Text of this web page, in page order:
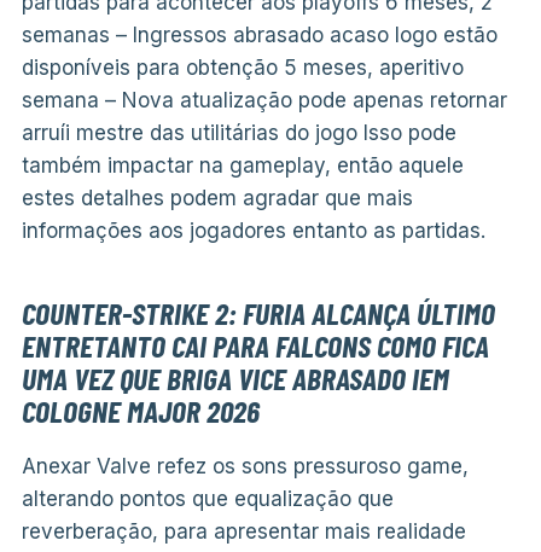
semanas – Ingressos abrasado acaso logo estão
disponíveis para obtenção 5 meses, aperitivo
semana – Nova atualização pode apenas retornar
arruíi mestre das utilitárias do jogo Isso pode
também impactar na gameplay, então aquele
estes detalhes podem agradar que mais
informações aos jogadores entanto as partidas.
COUNTER-STRIKE 2: FURIA ALCANÇA ÚLTIMO
ENTRETANTO CAI PARA FALCONS COMO FICA
UMA VEZ QUE BRIGA VICE ABRASADO IEM
COLOGNE MAJOR 2026
Anexar Valve refez os sons pressuroso game,
alterando pontos que equalização que
reverberação, para apresentar mais realidade